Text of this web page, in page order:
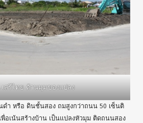
สรีไทย ด้านมุมของแปลง
ดำ หรือ ดินชั้นสอง ถมสูงกว่าถนน 50 เซ็นติ
พื่อเน้นสร้างบ้าน เป็นแปลงหัวมุม ติดถนนสอง